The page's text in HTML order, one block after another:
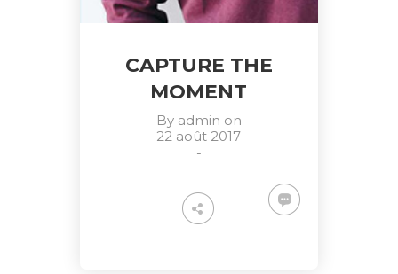
CAPTURE THE
MOMENT
By admin on
22 août 2017
-